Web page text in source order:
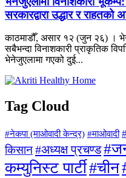
सरकारद्वारा उद्धार र राहतको
काठमाडौँ, असार १२ (जुन २६) ।
सबैभन्दा विनाशकारी प्राकृतिक
भेनेजुएलामा गएको दुई...
Tag Cloud
#नेकपा (माओवादी केन्द्र) #माओवादी
किसान#अध्यक्ष प्रचण्ड
कम्युनिस्ट पार्टी#चीन